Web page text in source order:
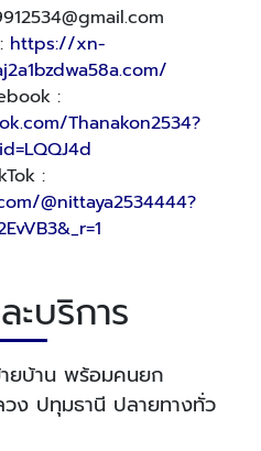
https://xn-
:
Thanakon2534?
:
@nittaya2534444?
ะบริการ
ยบ้าน พร้อมคนยก
ง ปทุมธานี ปลายทางทั่ว